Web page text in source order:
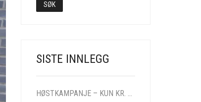
SISTE INNLEGG
HØSTKAMPANJE – KUN KR. 290,- CARDIGAN I MANGE FARGER! FRI FRAKT!